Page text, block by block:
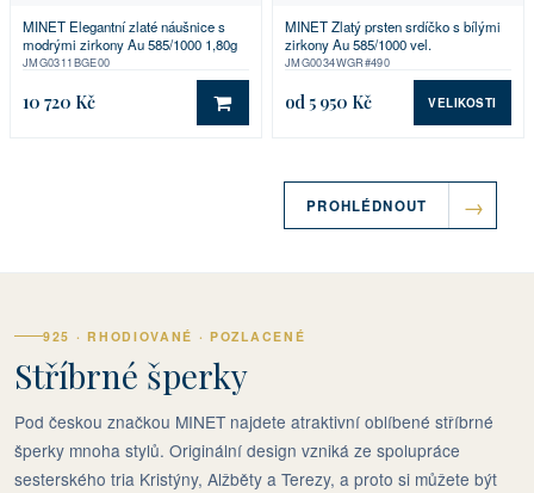
MINET Elegantní zlaté náušnice s
modrými zirkony Au 585/1000 1,80g
JMG0311BGE00
10 720 Kč DO KOŠÍKU
MINET Zlatý prsten srdíčko s bílými
zirkony Au 585/1000 vel.
JMG0034WGR#490
od 5 950 Kč VELIKOSTI
PROHLÉDNOUT
925 · RHODIOVANÉ · POZLACENÉ
Stříbrné šperky
Pod českou značkou MINET najdete atraktivní oblíbené stříbrné
šperky mnoha stylů. Originální design vzniká ze spolupráce
sesterského tria Kristýny, Alžběty a Terezy, a proto si můžete být